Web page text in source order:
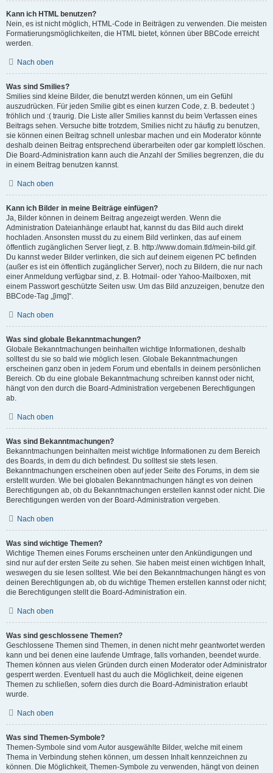
Kann ich HTML benutzen?
Nein, es ist nicht möglich, HTML-Code in Beiträgen zu verwenden. Die meisten
Formatierungsmöglichkeiten, die HTML bietet, können über BBCode erreicht
werden.
Nach oben
Was sind Smilies?
Smilies sind kleine Bilder, die benutzt werden können, um ein Gefühl
auszudrücken. Für jeden Smilie gibt es einen kurzen Code, z. B. bedeutet :)
fröhlich und :( traurig. Die Liste aller Smilies kannst du beim Verfassen eines
Beitrags sehen. Versuche bitte trotzdem, Smilies nicht zu häufig zu benutzen,
sie können einen Beitrag schnell unlesbar machen und ein Moderator könnte
deshalb deinen Beitrag entsprechend überarbeiten oder gar komplett löschen.
Die Board-Administration kann auch die Anzahl der Smilies begrenzen, die du
in einem Beitrag benutzen kannst.
Nach oben
Kann ich Bilder in meine Beiträge einfügen?
Ja, Bilder können in deinem Beitrag angezeigt werden. Wenn die
Administration Dateianhänge erlaubt hat, kannst du das Bild auch direkt
hochladen. Ansonsten musst du zu einem Bild verlinken, das auf einem
öffentlich zugänglichen Server liegt, z. B. http://www.domain.tld/mein-bild.gif.
Du kannst weder Bilder verlinken, die sich auf deinem eigenen PC befinden
(außer es ist ein öffentlich zugänglicher Server), noch zu Bildern, die nur nach
einer Anmeldung verfügbar sind, z. B. Hotmail- oder Yahoo-Mailboxen, mit
einem Passwort geschützte Seiten usw. Um das Bild anzuzeigen, benutze den
BBCode-Tag „[img]“.
Nach oben
Was sind globale Bekanntmachungen?
Globale Bekanntmachungen beinhalten wichtige Informationen, deshalb
solltest du sie so bald wie möglich lesen. Globale Bekanntmachungen
erscheinen ganz oben in jedem Forum und ebenfalls in deinem persönlichen
Bereich. Ob du eine globale Bekanntmachung schreiben kannst oder nicht,
hängt von den durch die Board-Administration vergebenen Berechtigungen
ab.
Nach oben
Was sind Bekanntmachungen?
Bekanntmachungen beinhalten meist wichtige Informationen zu dem Bereich
des Boards, in dem du dich befindest. Du solltest sie stets lesen.
Bekanntmachungen erscheinen oben auf jeder Seite des Forums, in dem sie
erstellt wurden. Wie bei globalen Bekanntmachungen hängt es von deinen
Berechtigungen ab, ob du Bekanntmachungen erstellen kannst oder nicht. Die
Berechtigungen werden von der Board-Administration vergeben.
Nach oben
Was sind wichtige Themen?
Wichtige Themen eines Forums erscheinen unter den Ankündigungen und
sind nur auf der ersten Seite zu sehen. Sie haben meist einen wichtigen Inhalt,
weswegen du sie lesen solltest. Wie bei den Bekanntmachungen hängt es von
deinen Berechtigungen ab, ob du wichtige Themen erstellen kannst oder nicht;
die Berechtigungen stellt die Board-Administration ein.
Nach oben
Was sind geschlossene Themen?
Geschlossene Themen sind Themen, in denen nicht mehr geantwortet werden
kann und bei denen eine laufende Umfrage, falls vorhanden, beendet wurde.
Themen können aus vielen Gründen durch einen Moderator oder Administrator
gesperrt werden. Eventuell hast du auch die Möglichkeit, deine eigenen
Themen zu schließen, sofern dies durch die Board-Administration erlaubt
wurde.
Nach oben
Was sind Themen-Symbole?
Themen-Symbole sind vom Autor ausgewählte Bilder, welche mit einem
Thema in Verbindung stehen können, um dessen Inhalt kennzeichnen zu
können. Die Möglichkeit, Themen-Symbole zu verwenden, hängt von deinen